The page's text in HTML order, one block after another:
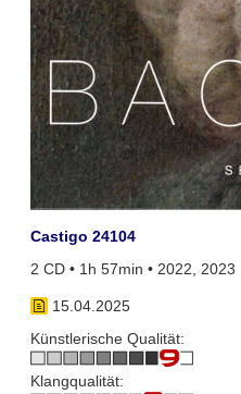
Castigo 24104
2 CD • 1h 57min • 2022, 2023
15.04.2025
Künstlerische Qualität:
Klangqualität: